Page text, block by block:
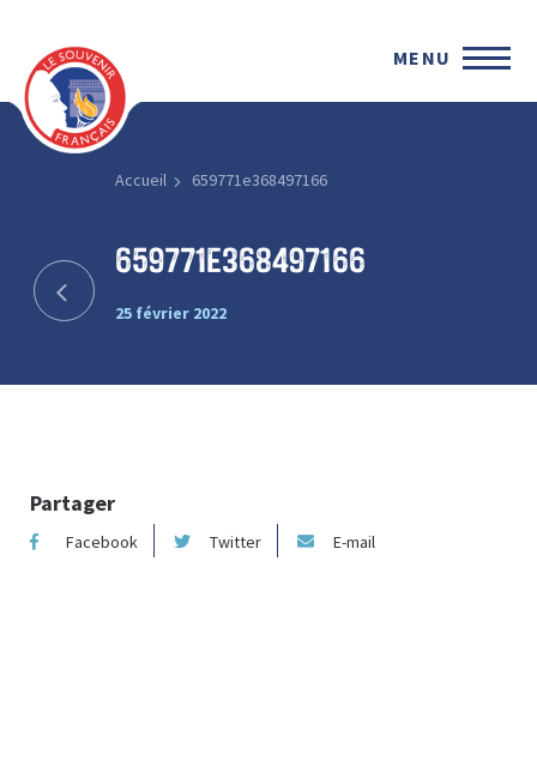
MENU
Accueil 659771e368497166
659771e368497166
25 février 2022
Partager
Facebook Twitter E-mail